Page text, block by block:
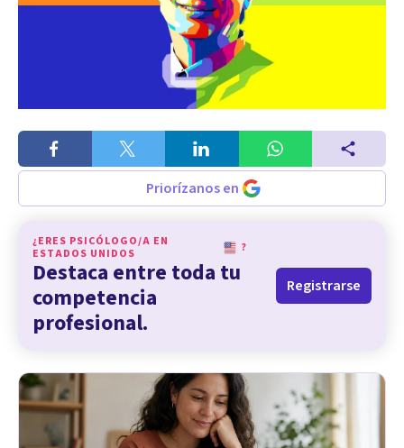
Priorízanos en
¿ERES PSICÓLOGO/A EN
ESTADOS UNIDOS
?
Destaca entre toda tu
competencia
profesional.
Registrarse